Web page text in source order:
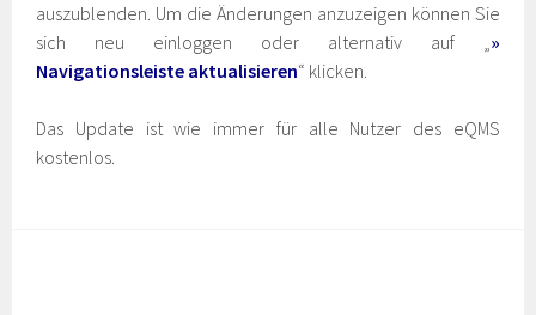
auszublenden. Um die Änderungen anzuzeigen können Sie
sich neu einloggen oder alternativ auf „»
Navigationsleiste aktualisieren“ klicken.
Das Update ist wie immer für alle Nutzer des eQMS
kostenlos.